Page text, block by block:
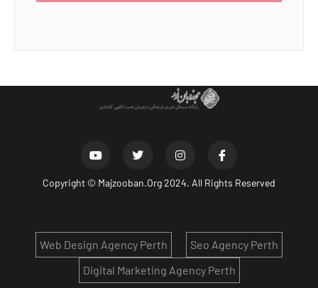
Copyright © Majzooban.Org2024. All Rights Reserved
Seo Agency Perth
Web Design Agency Perth
Digital Marketing Agency Perth